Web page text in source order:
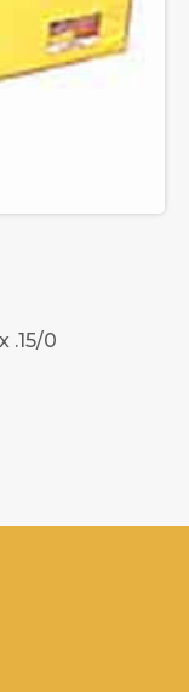
.15/0